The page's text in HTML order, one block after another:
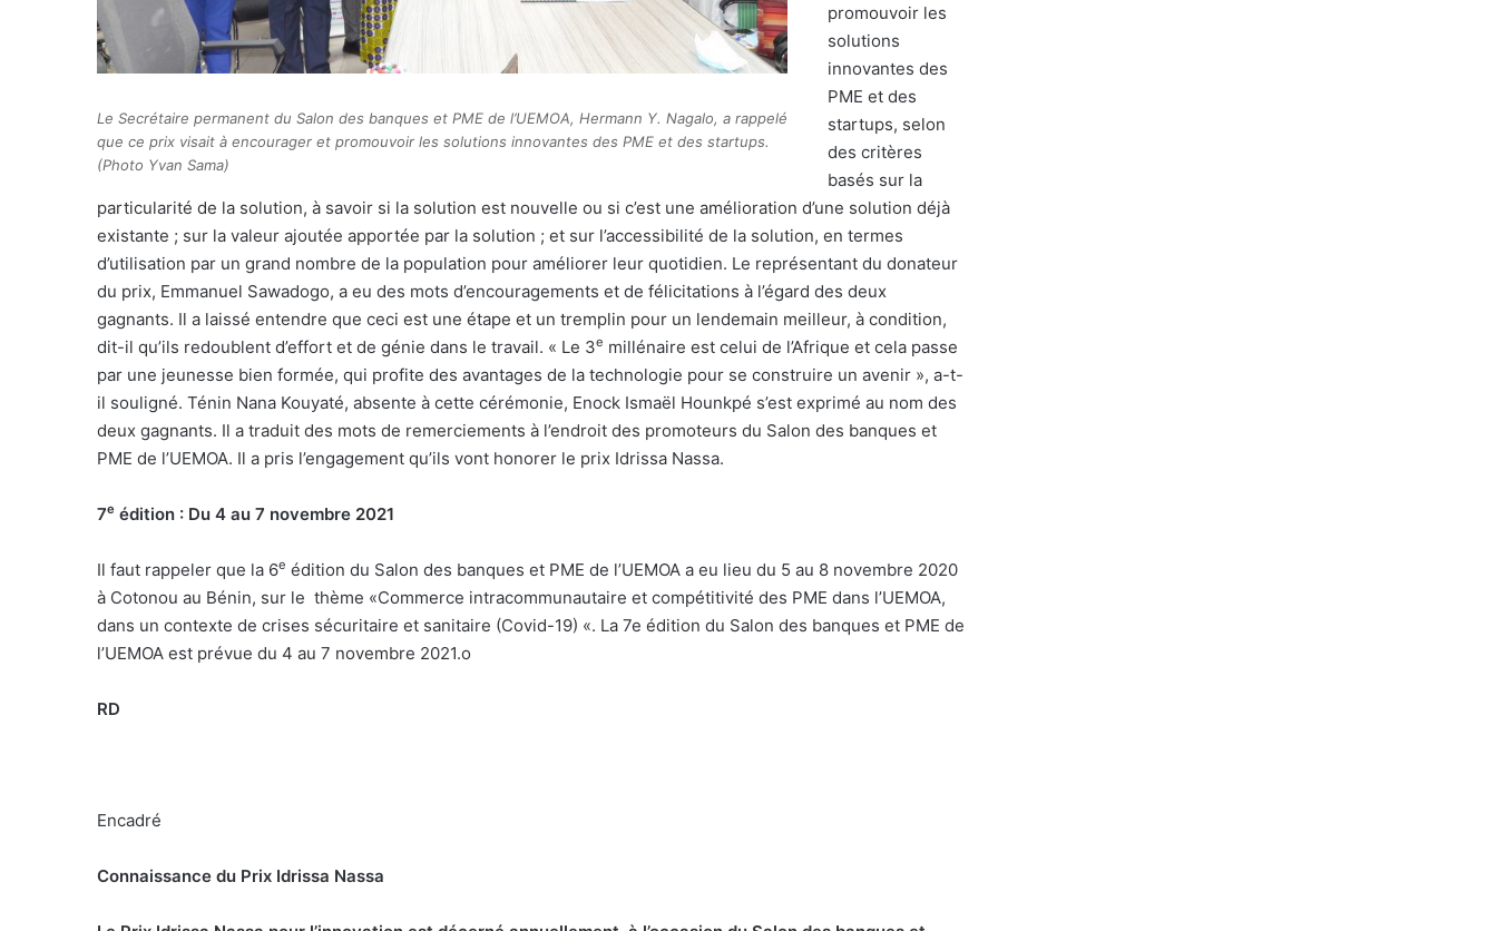
Le Secrétaire permanent du Salon des banques et PME de l’UEMOA, Hermann Y. Nagalo, a rappelé
que ce prix visait à encourager et promouvoir les solutions innovantes des PME et des startups.
(Photo Yvan Sama)
promouvoir les
solutions
innovantes des
PME et des
startups, selon
des critères
basés sur la
particularité de la solution, à savoir si la solution est nouvelle ou si c’est une amélioration d’une solution déjà
existante ; sur la valeur ajoutée apportée par la solution ; et sur l’accessibilité de la solution, en termes
d’utilisation par un grand nombre de la population pour améliorer leur quotidien. Le représentant du donateur
du prix, Emmanuel Sawadogo, a eu des mots d’encouragements et de félicitations à l’égard des deux
gagnants. Il a laissé entendre que ceci est une étape et un tremplin pour un lendemain meilleur, à condition,
dit-il qu’ils redoublent d’effort et de génie dans le travail. « Le 3e millénaire est celui de l’Afrique et cela passe
par une jeunesse bien formée, qui profite des avantages de la technologie pour se construire un avenir », a-t-
il souligné. Ténin Nana Kouyaté, absente à cette cérémonie, Enock Ismaël Hounkpé s’est exprimé au nom des
deux gagnants. Il a traduit des mots de remerciements à l’endroit des promoteurs du Salon des banques et
PME de l’UEMOA. Il a pris l’engagement qu’ils vont honorer le prix Idrissa Nassa.
7e édition : Du 4 au 7 novembre 2021
Il faut rappeler que la 6e édition du Salon des banques et PME de l’UEMOA a eu lieu du 5 au 8 novembre 2020
à Cotonou au Bénin, sur le thème «Commerce intracommunautaire et compétitivité des PME dans l’UEMOA,
dans un contexte de crises sécuritaire et sanitaire (Covid-19) «. La 7e édition du Salon des banques et PME de
l’UEMOA est prévue du 4 au 7 novembre 2021.o
RD
Encadré
Connaissance du Prix Idrissa Nassa